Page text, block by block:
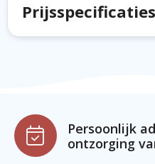
Prijsspecificaties
Persoonlijk
ontzorging